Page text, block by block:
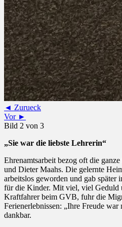
◄ Zurueck
Vor ►
Bild 2 von 3
„Sie war die liebste Lehrerin“
Ehrenamtsarbeit bezog oft die
und Dieter Maahs. Die gelernte
arbeitslos geworden und gab
für die Kinder. Mit viel, viel Geduld
Kraftfahrer beim GVB, fuhr die
Ferienerlebnissen: „Ihre Freude war
dankbar.